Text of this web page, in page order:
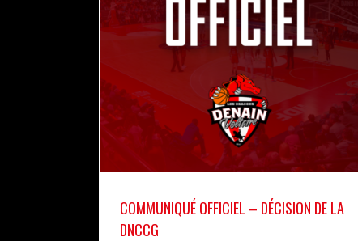
COMMUNIQUÉ OFFICIEL – DÉCISION DE LA
DNCCG
actualités pro b
COMMUNIQUÉ OFFICIEL – DÉCISION DE LA
DNCCG